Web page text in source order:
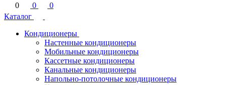
0 0
0
Каталог
Кондиционеры
Настенные кондиционеры
Мобильные кондиционеры
Кассетные кондиционеры
Канальные кондиционеры
Напольно-потолочные кондиционеры